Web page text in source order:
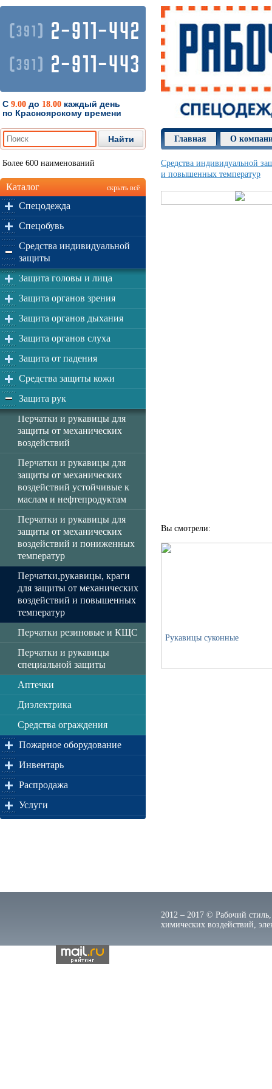
(391) 2-911-442
(391) 2-911-443
С 9.00 до 18.00 каждый день
по Красноярскому времени
Главная О
Более 600 наименований
Каталог скрыть всё
Спецодежда
Спецобувь
Средства индивидуальной
защиты
Защита головы и лица
Защита органов зрения
Защита органов дыхания
Защита органов слуха
Защита от падения
Средства защиты кожи
Защита рук
Перчатки и рукавицы для
защиты от механических
воздействий
Перчатки и рукавицы для
защиты от механических
воздействий устойчивые к
маслам и нефтепродуктам
Перчатки и рукавицы для
защиты от механических
воздействий и пониженных
температур
Перчатки,рукавицы, краги
для защиты от механических
воздействий и повышенных
температур
Перчатки резиновые и КЩС
Перчатки и рукавицы
специальной защиты
Аптечки
Диэлектрика
Средства ограждения
Пожарное оборудование
Инвентарь
Распродажа
Услуги
Средства индивидуальной
и повышенных температур
Вы смотрели:
Рукавицы суконные
2012 – 2017 © Рабочий
химических воздействий,